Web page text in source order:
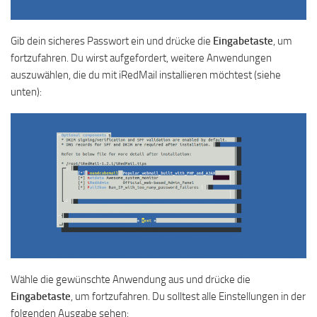
Gib dein sicheres Passwort ein und drücke die Eingabetaste, um
fortzufahren. Du wirst aufgefordert, weitere Anwendungen
auszuwählen, die du mit iRedMail installieren möchtest (siehe
unten):
Wähle die gewünschte Anwendung aus und drücke die
Eingabetaste, um fortzufahren. Du solltest alle Einstellungen in der
folgenden Ausgabe sehen: